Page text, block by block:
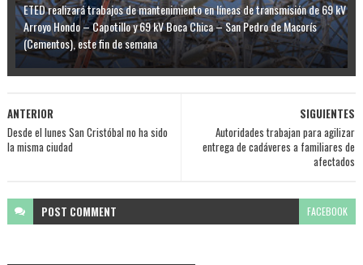
ETED realizará trabajos de mantenimiento en líneas de transmisión de 69 kV
Arroyo Hondo – Capotillo y 69 kV Boca Chica – San Pedro de Macorís
(Cementos), este fin de semana
SIGUIENTES
Autoridades trabajan para agilizar
entrega de cadáveres a familiares de
afectados
ANTERIOR
Desde el lunes San Cristóbal no ha sido
la misma ciudad
POST COMMENT FACEBOOK